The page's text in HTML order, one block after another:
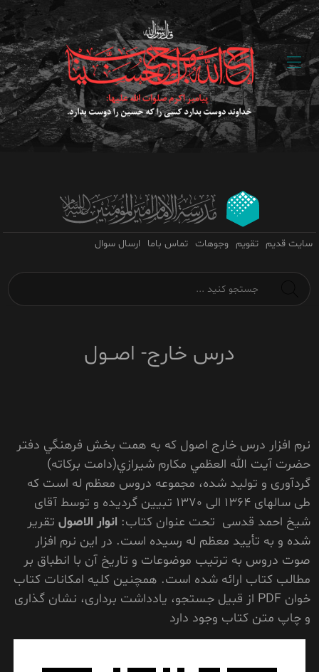
سایت قدیم تقویم وجوهات تماس باما ارسال سوال
درس خارج- اصــول
نرم افزار درس خارج اصول که به همت بخش فرهنگي دفتر
حضرت آيت الله العظمي مکارم شيرازي(دامت برکاته)
گردآوری و تولید شده، مجموعه دروس معظم له است که
طی سالهای 1364 الی 1370 تبیین گردیده و توسط آقای
شیخ احمد قدسی تحت عنوان کتاب: انوار الاصول تقریر
شده و به تأیید معظم له رسیده است. در این نرم افزار
صوت دروس به ترتیب موضوعات و تاریخ آن با انطباق بر
مطالب کتاب ارائه شده است. همچنین کلیه امکانات کتاب
خوان PDF
از قبیل جستجو، یادداشت برداری، نشان گذاری
و چاپ متن کتاب وجود دارد